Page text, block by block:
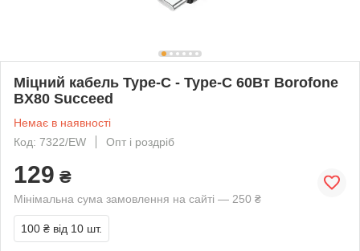
Міцний кабель Type-C - Type-C 60Вт Borofone
BX80 Succeed
Немає в наявності
Код: 7322/EW
Опт і роздріб
129 ₴
Мінімальна сума замовлення на сайті — 250 ₴
100 ₴ від 10 шт.